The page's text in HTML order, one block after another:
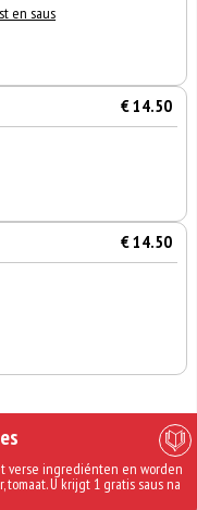
en saus
€ 14.50
€ 14.50
verse ingrediénten en worden
tomaat. U krijgt 1 gratis saus na